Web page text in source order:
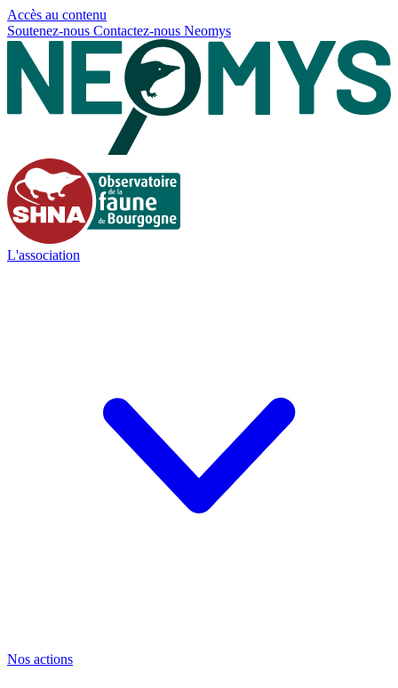
Accès au contenu
Soutenez-nous Contactez-nous Neomys
L'association
Nos actions
Panneau de gestion des cookies